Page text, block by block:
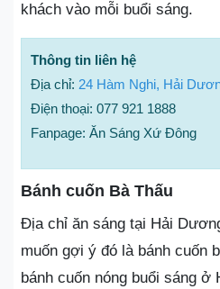
khách vào mỗi buổi sáng.
Thông tin liên hệ
Địa chỉ: 24 Hàm Nghi, Hải
Điện thoại: 077 921 1888
Fanpage: Ăn Sáng Xứ Đông
Bánh cuốn Bà Thấu
Địa chỉ ăn sáng tại Hải
muốn gợi ý đó là bánh cuốn
bánh cuốn nóng buổi sáng